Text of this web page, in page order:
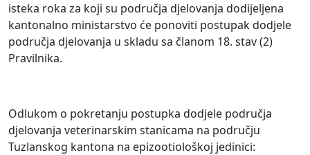
isteka roka za koji su područja djelovanja dodijeljena
kantonalno ministarstvo će ponoviti postupak dodjele
područja djelovanja u skladu sa članom 18. stav (2)
Pravilnika.
Odlukom o pokretanju postupka dodjele područja
djelovanja veterinarskim stanicama na području
Tuzlanskog kantona na epizootiološkoj jedinici: